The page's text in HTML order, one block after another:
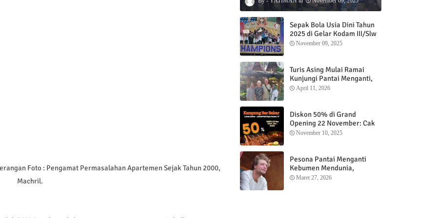
Foto : Pengamat Permasalahan Apartemen Sejak Tahun 2000,
Machril.
Sepak Bola Usia Dini Tahun
2025 di Gelar Kodam III/Slw
November 09, 2025
Turis Asing Mulai Ramai
Kunjungi Pantai Menganti,
Nikmati Sunrise dan Sunset
April 11, 2026
Diskon 50% di Grand
Opening 22 November: Cak
Ofi Hadirkan Balungan Bakar
November 10, 2025
Pesona Pantai Menganti
Kebumen Mendunia,
Wisatawan Mancanegara
Maret 27, 2026